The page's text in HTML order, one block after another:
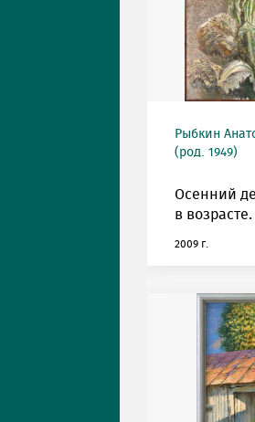
Рыбкин
(род. 1949)
Осенний
в возрасте.
2009 г.